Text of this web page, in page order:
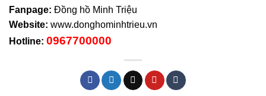
Fanpage: Đồng hồ Minh Triệu
Website: www.donghominhtrieu.vn
Hotline: 0967700000